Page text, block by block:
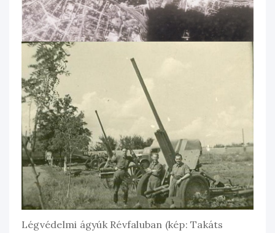
Légvédelmi ágyúk Révfaluban (kép: Takáts